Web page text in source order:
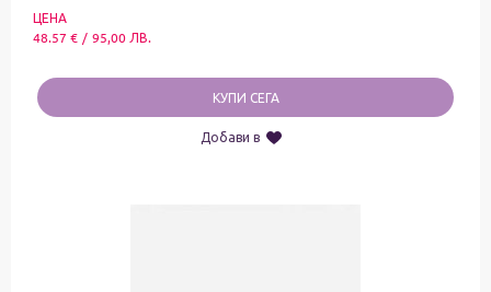
ЦЕНА
48.57 € / 95,00 ЛВ.
КУПИ СЕГА
Добави в